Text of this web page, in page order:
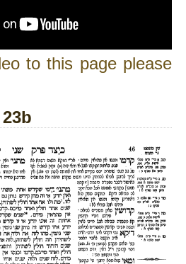
to this page please